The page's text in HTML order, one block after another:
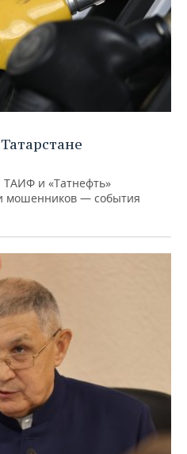
и «Татнефть»
мошенников — события